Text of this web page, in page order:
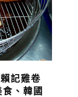
記雞卷
、韓國